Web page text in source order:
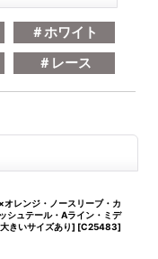
＃ホワイト
＃レース
レンジ・ノースリーブ・カ
シュテール・Aライン・ミデ
きいサイズあり] [C25483]